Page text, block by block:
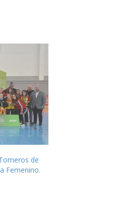
de
Femenino.